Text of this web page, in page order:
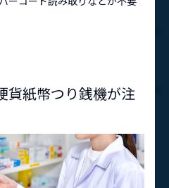
貨紙幣つり銭機が注